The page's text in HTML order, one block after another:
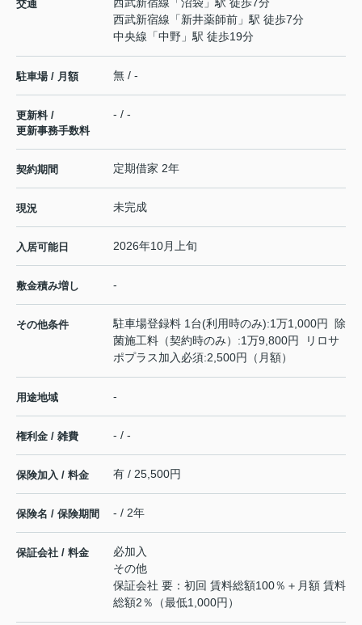
交通
西武新宿線 「新井薬師前 」駅 徒歩7分
中央線 「中野 」駅 徒歩19分
駐車場 / 月額 無 / -
更新料 /
更新事務手数料
- / -
契約期間 定期借家 2年
現況 未完成
入居可能日 2026年10月上旬
敷金積み増し -
その他条件
駐車場登録料 1台(利用時のみ):1万1,000円 除
菌施工料（契約時のみ）:1万9,800円 リロサ
ポプラス加入必須:2,500円（月額）
用途地域 -
権利金 / 雑費 - / -
保険加入 / 料金 有 / 25,500円
保険名 / 保険期間 - / 2年
保証会社 / 料金
必加入
その他
保証会社 要：初回 賃料総額100％＋月額 賃料
総額2％（最低1,000円）